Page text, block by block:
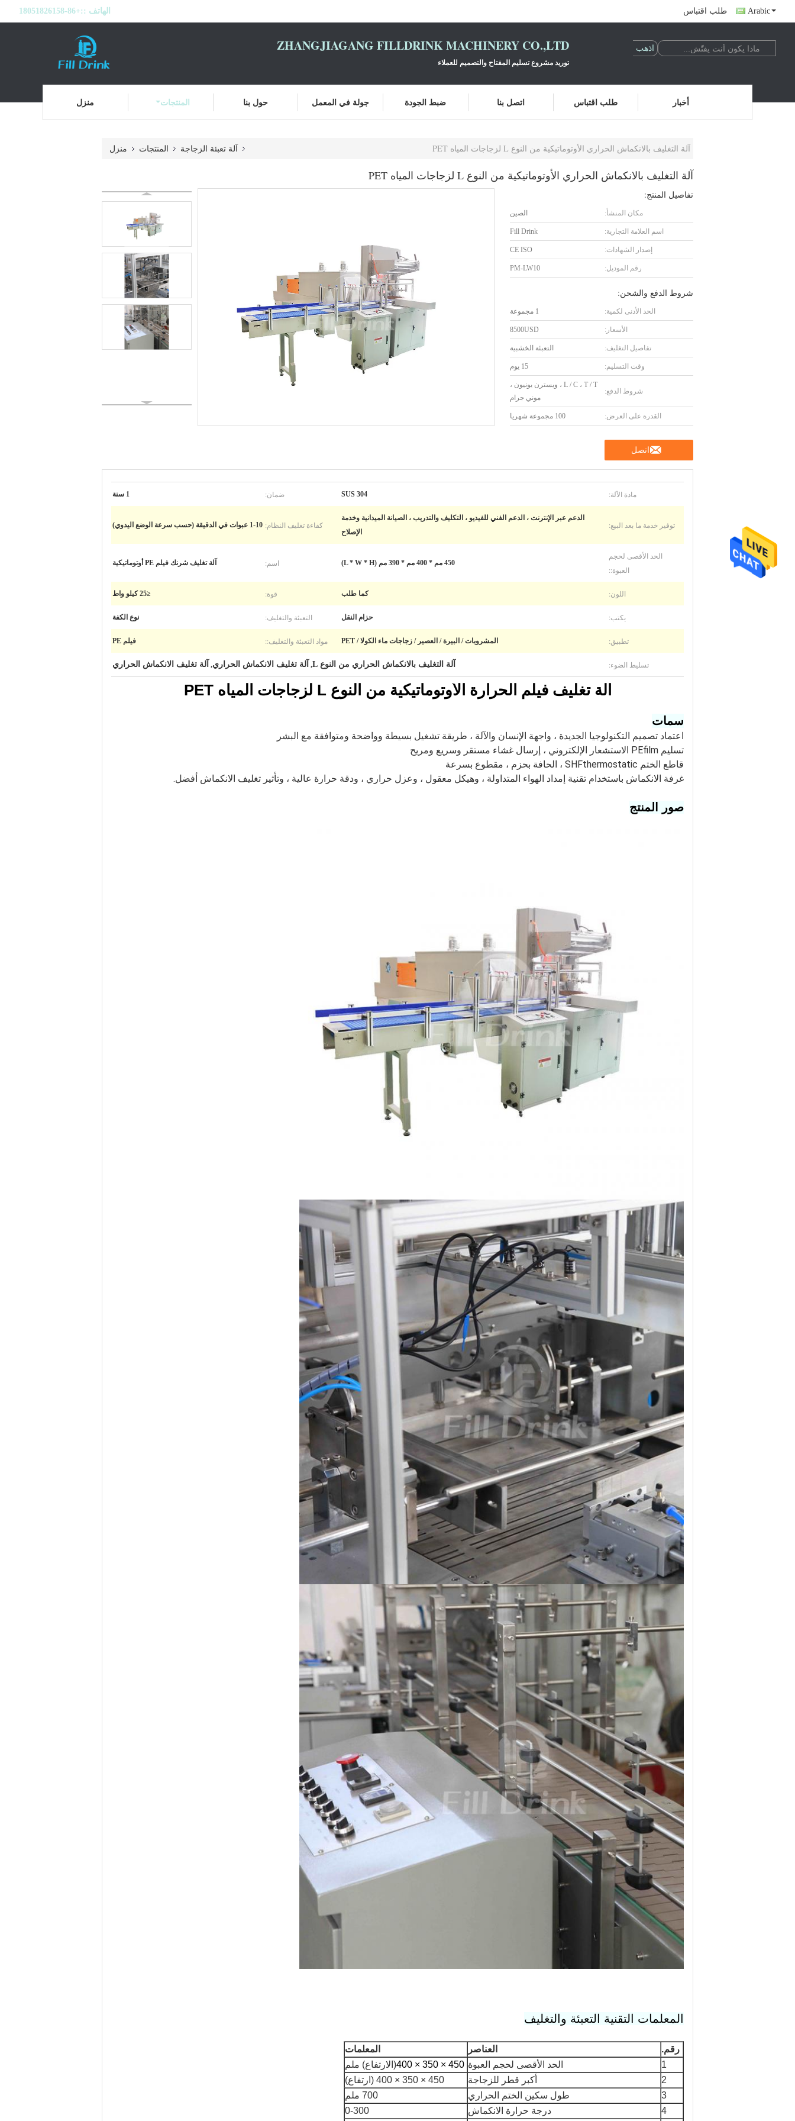
الهاتف ::+86-18051826158 طلب اقتباس Arabic
ZHANGJIAGANG FILLDRINK MACHINERY CO.,LTD
توريد مشروع تسليم المفتاح والتصميم للعملاء
منزل المنتجات حول بنا جولة في المعمل ضبط الجودة اتصل بنا طلب اقتباس أخبار
منزل المنتجات آلة تعبئة الزجاجة آلة التغليف بالانكماش الحراري الأوتوماتيكية من النوع L لزجاجات المياه PET
آلة التغليف بالانكماش الحراري الأوتوماتيكية من النوع L لزجاجات المياه PET
تفاصيل المنتج:
مكان المنشأ: الصين
اسم العلامة التجارية: Fill Drink
إصدار الشهادات: CE ISO
رقم الموديل: PM-LW10
شروط الدفع والشحن:
الحد الأدنى لكمية: 1 مجموعة
الأسعار: 8500USD
تفاصيل التغليف: التعبئة الخشبية
وقت التسليم: 15 يوم
شروط الدفع:
L / C ، T / T ، ويسترن يونيون ،
موني جرام
القدرة على العرض: 100 مجموعة شهريا
اتصل
مادة الآلة: SUS 304 ضمان: 1 سنة
توفير خدمة ما بعد البيع:
الدعم عبر الإنترنت ، الدعم الفني للفيديو ، التكليف والتدريب ، الصيانة الميدانية وخدمة
الإصلاح
كفاءة تغليف النظام: 1-10 عبوات في الدقيقة (حسب سرعة الوضع اليدوي)
الحد الأقصى لحجم
العبوة::
450 مم * 400 مم * 390 مم (L * W * H) اسم: آلة تغليف شرنك فيلم PE أوتوماتيكية
اللون: كما طلب قوة: ≤25 كيلو واط
يكتب: حزام النقل التعبئة والتغليف: نوع الكفة
تطبيق: المشروبات / البيرة / العصير / زجاجات ماء الكولا / PET مواد التعبئة والتغليف:: فيلم PE
تسليط الضوء: آلة التغليف بالانكماش الحراري من النوع L , آلة تغليف الانكماش الحراري, آلة تغليف الانكماش الحراري
آلة تغليف فيلم الحرارة الأوتوماتيكية من النوع L لزجاجات المياه PET
سمات
اعتماد تصميم التكنولوجيا الجديدة ، واجهة الإنسان والآلة ، طريقة تشغيل بسيطة وواضحة ومتوافقة مع البشر
تسليم PEfilm الاستشعار الإلكتروني ، إرسال غشاء مستقر وسريع ومريح
قاطع الختم SHFthermostatic ، الحافة بحزم ، مقطوع بسرعة
غرفة الانكماش باستخدام تقنية إمداد الهواء المتداولة ، وهيكل معقول ، وعزل حراري ، ودقة حرارة عالية ، وتأثير تغليف الانكماش أفضل.
صور المنتج
المعلمات التقنية التعبئة والتغليف
رقم. العناصر
المعلمات
1
الحد الأقصى لحجم العبوة 450 × 350 × 400
(الارتفاع) ملم
2
أكبر قطر للزجاجة
450 × 350 × 400 (ارتفاع)
3
طول سكين الختم الحراري
700 ملم
4
درجة حرارة الانكماش 0-300